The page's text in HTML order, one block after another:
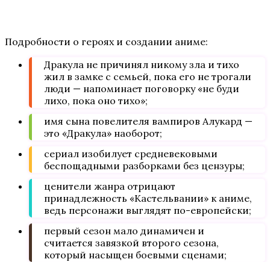
Подробности о героях и создании аниме:
Дракула не причинял никому зла и тихо
жил в замке с семьей, пока его не трогали
люди — напоминает поговорку «не буди
лихо, пока оно тихо»;
имя сына повелителя вампиров Алукард —
это «Дракула» наоборот;
сериал изобилует средневековыми
беспощадными разборками без цензуры;
ценители жанра отрицают
принадлежность «Кастельвании» к аниме,
ведь персонажи выглядят по-европейски;
первый сезон мало динамичен и
считается завязкой второго сезона,
который насыщен боевыми сценами;